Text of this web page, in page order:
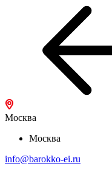
Москва
Москва
info@barokko-ei.ru